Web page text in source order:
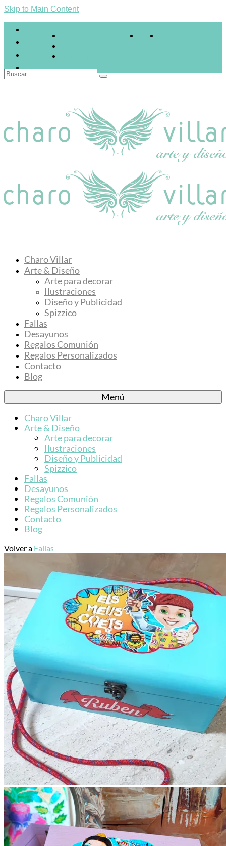
Skip to Main Content
Buscar
Charo Villar
Arte & Diseño
Arte para decorar
Ilustraciones
Diseño y Publicidad
Spizzico
Fallas
Desayunos
Regalos Comunión
Regalos Personalizados
Contacto
Blog
Menú
Charo Villar
Arte & Diseño
Arte para decorar
Ilustraciones
Diseño y Publicidad
Spizzico
Fallas
Desayunos
Regalos Comunión
Regalos Personalizados
Contacto
Blog
Volver a Fallas